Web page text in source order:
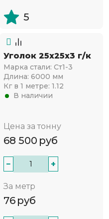
5
Уголок 25х25х3 г/к
Марка стали: Ст1-3
Длина: 6000 мм
Кг в 1 метре: 1.12
В наличии
Цена за тонну
68 500 руб
− +
За метр
76 руб